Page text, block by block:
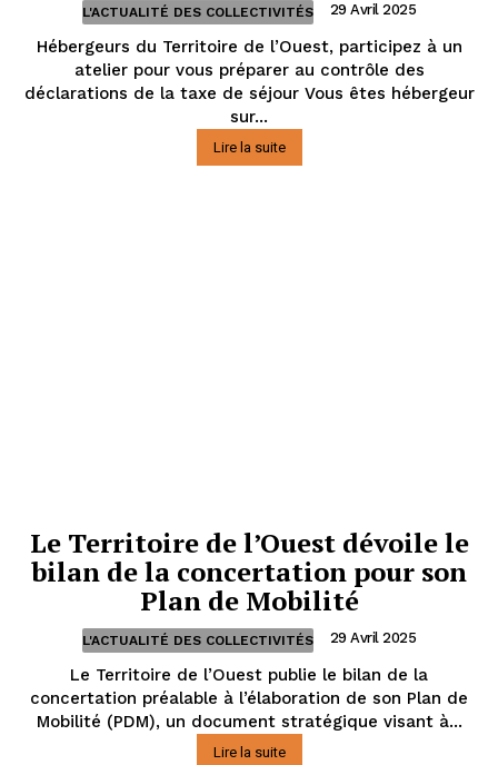
L'ACTUALITÉ DES COLLECTIVITÉS 29 Avril 2025
Hébergeurs du Territoire de l’Ouest, participez à un
atelier pour vous préparer au contrôle des
déclarations de la taxe de séjour Vous êtes hébergeur
sur...
Lire la suite
Le Territoire de l’Ouest dévoile le
bilan de la concertation pour son
Plan de Mobilité
L'ACTUALITÉ DES COLLECTIVITÉS 29 Avril 2025
Le Territoire de l’Ouest publie le bilan de la
concertation préalable à l’élaboration de son Plan de
Mobilité (PDM), un document stratégique visant à...
Lire la suite